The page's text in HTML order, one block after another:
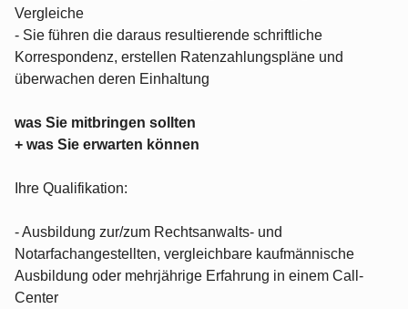
Vergleiche
- Sie führen die daraus resultierende schriftliche
Korrespondenz, erstellen Ratenzahlungspläne und
überwachen deren Einhaltung
was Sie mitbringen sollten
+ was Sie erwarten können
Ihre Qualifikation:
- Ausbildung zur/zum Rechtsanwalts- und
Notarfachangestellten, vergleichbare kaufmännische
Ausbildung oder mehrjährige Erfahrung in einem Call-
Center